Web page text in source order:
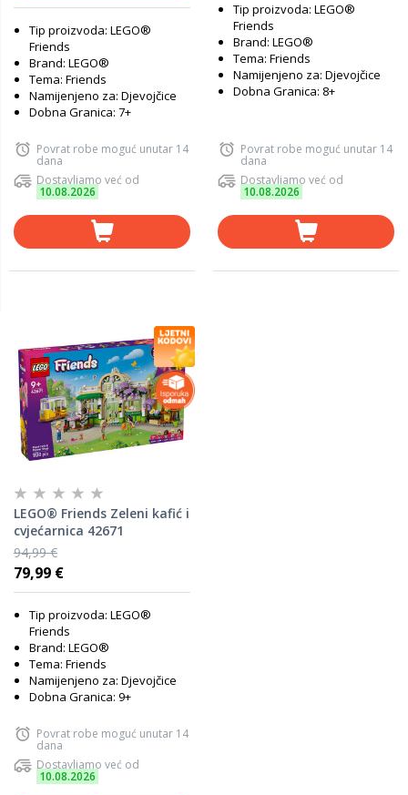
Tip proizvoda: LEGO®
Friends
Brand: LEGO®
Tema: Friends
Namijenjeno za: Djevojčice
Dobna Granica: 7+
Povrat robe moguć unutar 14
dana
Dostavljamo već od
10.08.2026
Tip proizvoda: LEGO®
Friends
Brand: LEGO®
Tema: Friends
Namijenjeno za: Djevojčice
Dobna Granica: 8+
Povrat robe moguć unutar 14
dana
Dostavljamo već od
10.08.2026
LEGO® Friends Zeleni kafić i
cvjećarnica 42671
94,99 €
79,99 €
Tip proizvoda: LEGO®
Friends
Brand: LEGO®
Tema: Friends
Namijenjeno za: Djevojčice
Dobna Granica: 9+
Povrat robe moguć unutar 14
dana
Dostavljamo već od
10.08.2026